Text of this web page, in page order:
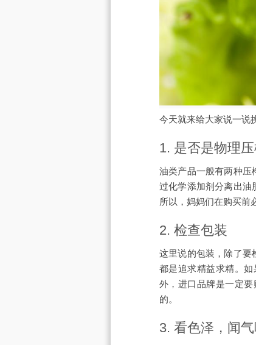
今天就来给大家说一说
1. 是否是物理
油类产品一般有两种压
过化学添加剂分离出油
所以，妈妈们在购买前
2. 检查包装
这里说的包装，除了要
都是追求精益求精。
外，进口品牌是一定
的。
3. 看色泽，闻